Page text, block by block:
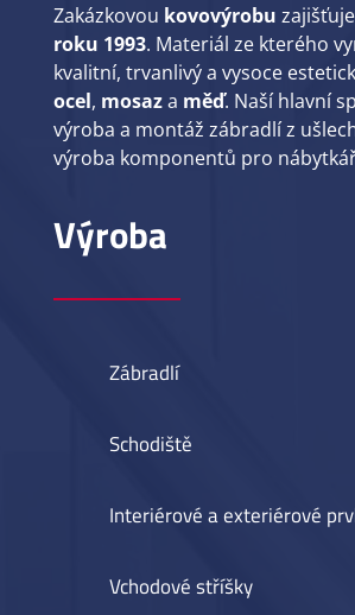
Zakázkovou kovovýrobu
roku 1993. Materiál ze kterého
kvalitní, trvanlivý a vysoce
ocel, mosaza měď. Naší hlavní
výroba a montáž zábradlí z
výroba komponentů pro
Výroba
Zábradlí
Schodiště
Interiérové a exteriérové
Vchodové stříšky